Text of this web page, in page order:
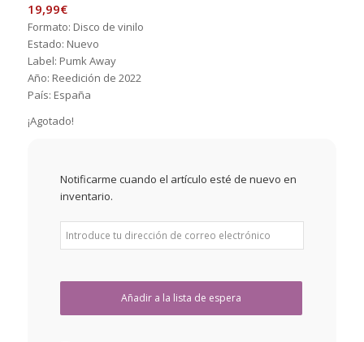
19,99€
Formato: Disco de vinilo
Estado: Nuevo
Label: Pumk Away
Año: Reedición de 2022
País: España
¡Agotado!
Notificarme cuando el artículo esté de nuevo en
inventario.